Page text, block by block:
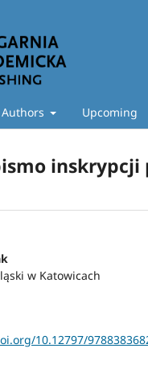
Authors Upcoming
inskrypcji
w Katowicach
10.12797/